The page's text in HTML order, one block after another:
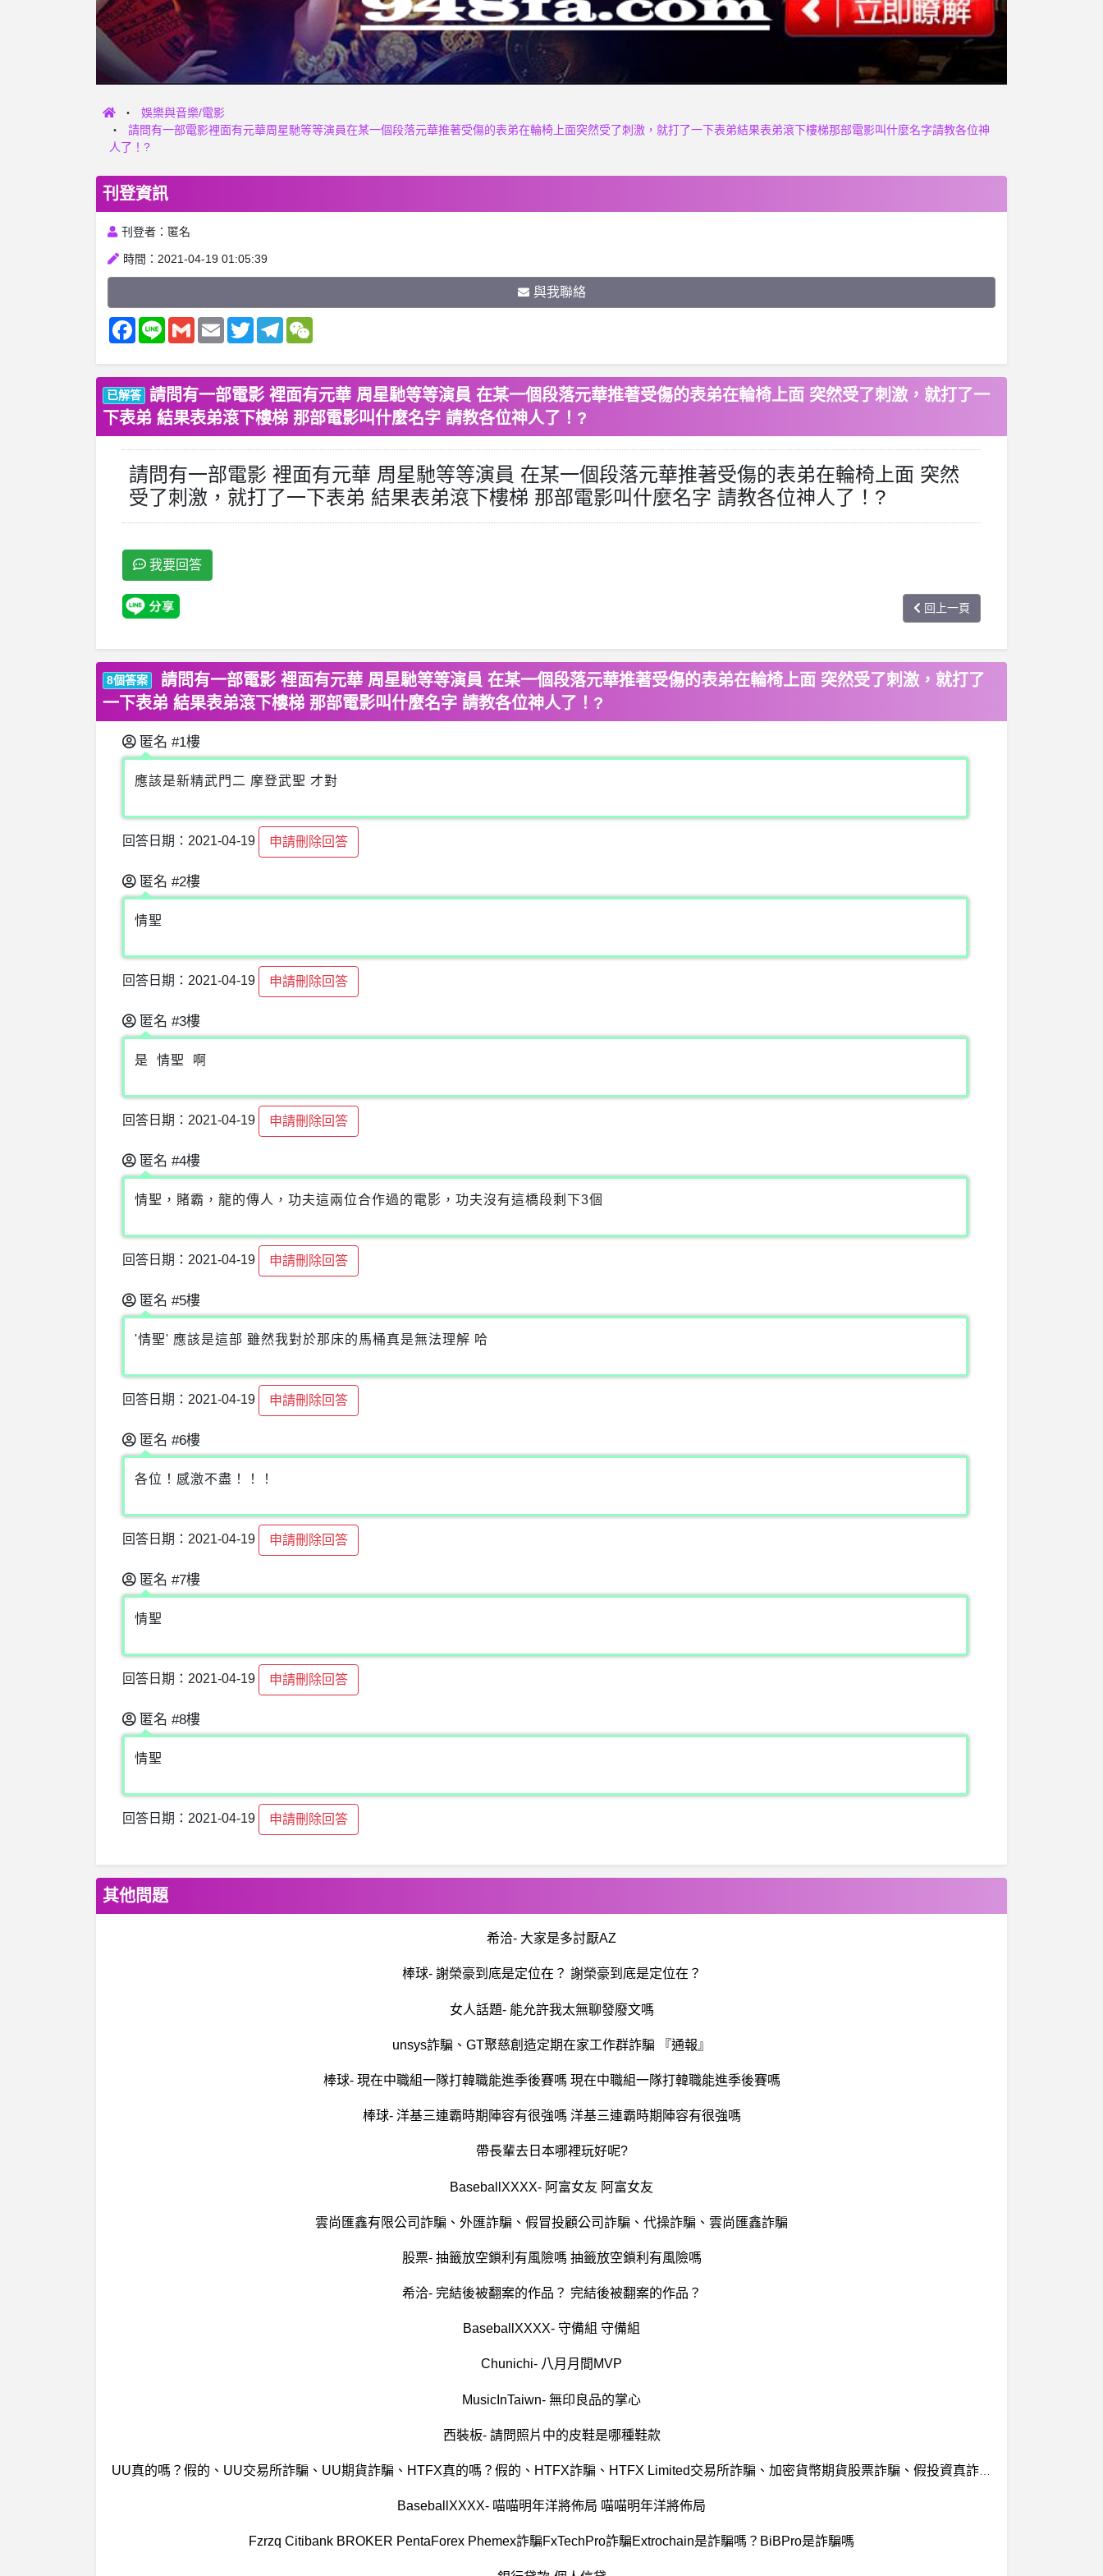
娛樂與音樂/電影
請問有一部電影裡面有元華周星馳等等演員在某一個段落元華推著受傷的表弟在輪椅上面突然受了刺激，就打了一下表弟結果表弟滾下樓梯那部電影叫什麼名字請教各位神
人了！?
刊登資訊
刊登者：匿名
時間：2021-04-19 01:05:39
與我聯絡
Facebook
Line Gmail Email TwitterTelegram
已解答
請問有一部電影 裡面有元華 周星馳等等演員 在某一個段落元華推著受傷的表弟在輪椅上面 突然受了刺激，就打了一
下表弟 結果表弟滾下樓梯 那部電影叫什麼名字 請教各位神人了！?
請問有一部電影 裡面有元華 周星馳等等演員 在某一個段落元華推著受傷的表弟在輪椅上面 突然
受了刺激，就打了一下表弟 結果表弟滾下樓梯 那部電影叫什麼名字 請教各位神人了！?
我要回答
回上一頁
8個答案
請問有一部電影 裡面有元華 周星馳等等演員 在某一個段落元華推著受傷的表弟在輪椅上面 突然受了刺激，就打了
一下表弟 結果表弟滾下樓梯 那部電影叫什麼名字 請教各位神人了！?
匿名 #1樓
應該是新精武門二 摩登武聖 才對
回答日期：2021-04-19 申請刪除回答
匿名 #2樓
情聖
回答日期：2021-04-19 申請刪除回答
匿名 #3樓
是 情聖 啊
回答日期：2021-04-19 申請刪除回答
匿名 #4樓
情聖，賭霸，龍的傳人，功夫這兩位合作過的電影，功夫沒有這橋段剩下3個
回答日期：2021-04-19 申請刪除回答
匿名 #5樓
'情聖' 應該是這部 雖然我對於那床的馬桶真是無法理解 哈
回答日期：2021-04-19 申請刪除回答
匿名 #6樓
各位！感激不盡！！！
回答日期：2021-04-19 申請刪除回答
匿名 #7樓
情聖
回答日期：2021-04-19 申請刪除回答
匿名 #8樓
情聖
回答日期：2021-04-19 申請刪除回答
其他問題
希洽- 大家是多討厭AZ
棒球- 謝榮豪到底是定位在？ 謝榮豪到底是定位在？
女人話題- 能允許我太無聊發廢文嗎
unsys詐騙、GT聚慈創造定期在家工作群詐騙 『通報』
棒球- 現在中職組一隊打韓職能進季後賽嗎 現在中職組一隊打韓職能進季後賽嗎
棒球- 洋基三連霸時期陣容有很強嗎 洋基三連霸時期陣容有很強嗎
帶長輩去日本哪裡玩好呢?
BaseballXXXX- 阿富女友 阿富女友
雲尚匯鑫有限公司詐騙、外匯詐騙、假冒投顧公司詐騙、代操詐騙、雲尚匯鑫詐騙
股票- 抽籤放空鎖利有風險嗎 抽籤放空鎖利有風險嗎
希洽- 完結後被翻案的作品？ 完結後被翻案的作品？
BaseballXXXX- 守備組 守備組
Chunichi- 八月月間MVP
MusicInTaiwn- 無印良品的掌心
西裝板- 請問照片中的皮鞋是哪種鞋款
BaseballXXXX- 喵喵明年洋將佈局 喵喵明年洋將佈局
Fzrzq Citibank BROKER PentaForex Phemex詐騙FxTechPro詐騙Extrochain是詐騙嗎？BiBPro是詐騙嗎